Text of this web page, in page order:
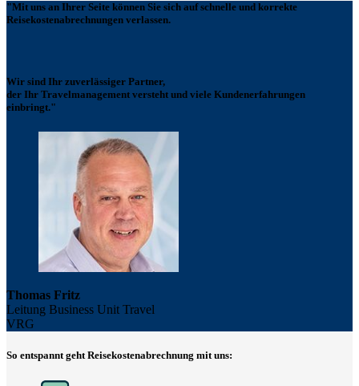
"Mit uns an Ihrer Seite können Sie sich auf schnelle und korrekte
Reisekostenabrechnungen verlassen.
Wir sind Ihr zuverlässiger Partner,
der Ihr Travelmanagement versteht und viele Kundenerfahrungen
einbringt."
Thomas Fritz
Leitung Business Unit Travel
VRG
So entspannt geht Reisekostenabrechnung mit uns: